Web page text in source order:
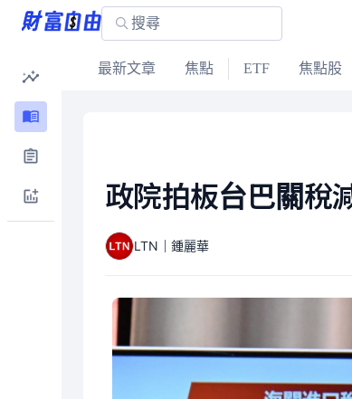
最新文章 焦點 ETF 焦點股
政院拍板台巴關稅
LTN｜鍾麗華